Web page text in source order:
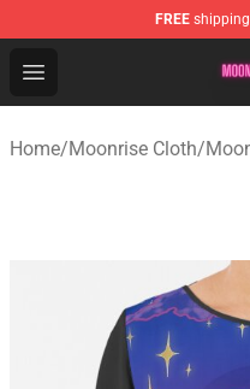
FREE
Open menu
Moonrise Store -
Home/Moonrise Cloth/